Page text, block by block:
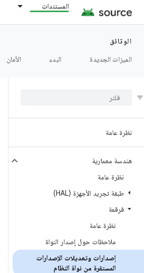
المستندات
الوثائق
الميزات الجديدة
البدء الأمان
نظرة عامة
هندسة معمارية
نظرة عامة
طبقة تجريد الأجهزة (HAL)
فرقعة
نظرة عامة
ملاحظات حول إصدار النواة
إصدارات وتعديلات الإصدارات
المستقرة من نواة النظام